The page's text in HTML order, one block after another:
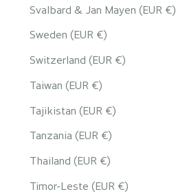
Svalbard & Jan Mayen (EUR €)
Sweden (EUR €)
Switzerland (EUR €)
Taiwan (EUR €)
Tajikistan (EUR €)
Tanzania (EUR €)
Thailand (EUR €)
Timor-Leste (EUR €)